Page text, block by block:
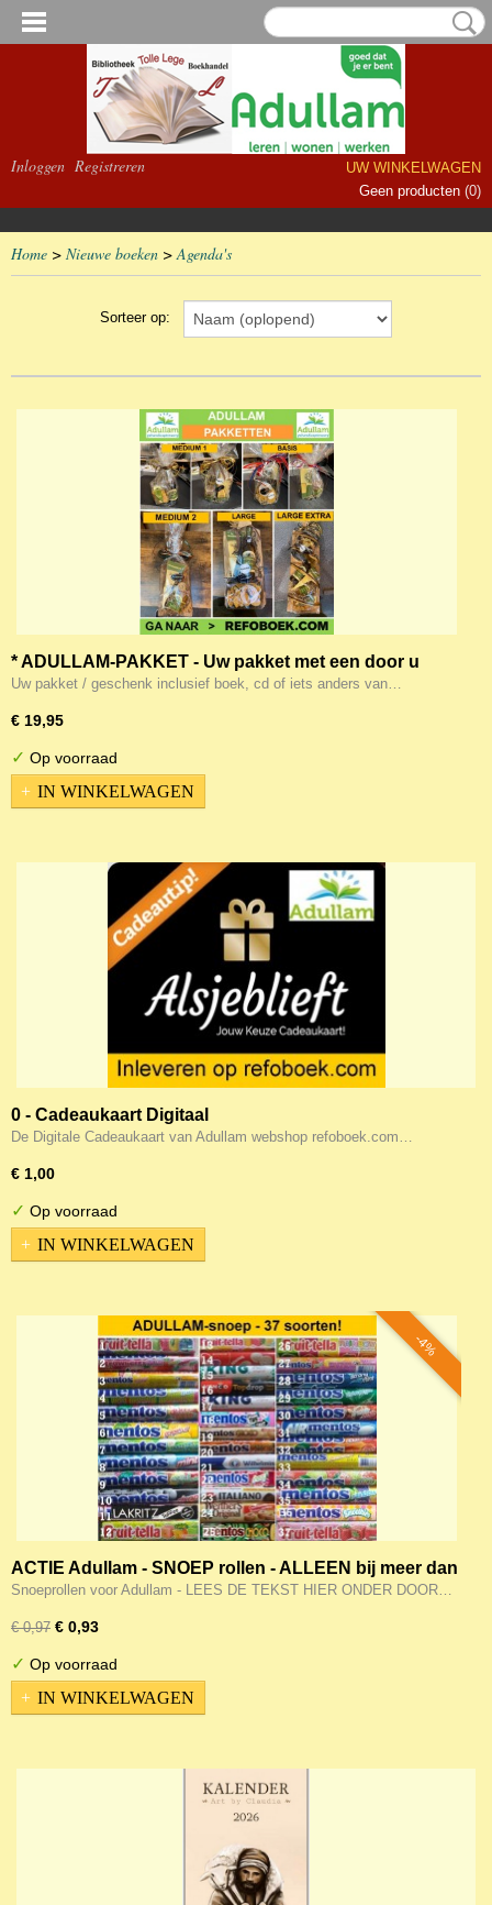
Inloggen Registreren
UW WINKELWAGEN
Geen producten (0)
Home > Nieuwe boeken >Agenda's
Sorteer op:
* ADULLAM-PAKKET - Uw pakket met een door u
uitgekozen boek/cd etc er bij
Uw pakket / geschenk inclusief boek, cd of iets anders van…
€ 19,95
✓ Op voorraad
IN WINKELWAGEN
0 - Cadeaukaart Digitaal
De Digitale Cadeaukaart van Adullam webshop refoboek.com…
€ 1,00
✓ Op voorraad
IN WINKELWAGEN
-4%
ACTIE Adullam - SNOEP rollen - ALLEEN bij meer dan
25 euro aan boeken/muziek
Snoeprollen voor Adullam - LEES DE TEKST HIER ONDER DOOR…
€ 0,97 € 0,93
✓ Op voorraad
IN WINKELWAGEN